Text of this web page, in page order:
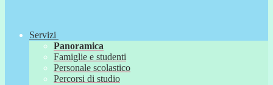
Servizi
Panoramica
Famiglie e studenti
Personale scolastico
Percorsi di studio